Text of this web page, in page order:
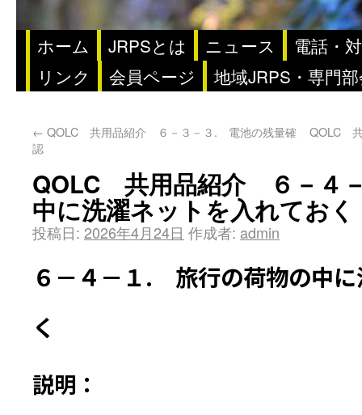
ホーム JRPSとは ニュース
電話・
リンク
会員ページ 地域JRPS・専門
← QOLC 共用品紹介 ６－３－３. 電池の残量確
認
QOLC
QOLC 共用品紹介 ６－４
中に洗濯ネットを入れておく
投稿日: 2026年4月24日 作成者: admin
６－４－１. 旅行の荷物の中に
く
説明：